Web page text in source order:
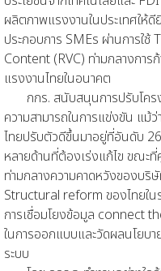
ผลิตภาพแรงงานในประเทศใ
ประกอบการ SMEs ผ่านการใ
Content (RVC) ท่ามกลางกา
แรงงานไทยในอนาคต
กกร. สนับสนุนการปรับโครง
ความสามารถในการแข่งขัน แม้
ไทยปรับตัวดีขึ้นมาอยู่ที่อันดับ
หลายด้านที่ต้องเร่งแก้ไข ขณะที่
ท่ามกลางความคาดหวังของบริ
Structural reform ของไทยใน
การเชื่อมโยงข้อมูล connect
ในการออกแบบและวัดผลนโย
ระบบ